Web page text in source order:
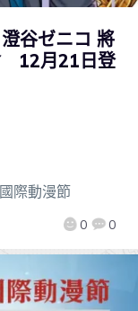
谷ゼニコ 將
12月21日登
0 0
際動漫節